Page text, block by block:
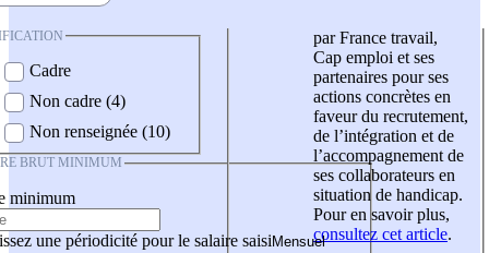
Cadre
Non cadre (4)
Non renseignée (10)
BRUT MINIMUM
minimum
une périodicité pour le salaire saisi
par France travail,
Cap emploi et ses
partenaires pour ses
actions concrètes en
faveur du recrutement,
de l’intégration et de
l’accompagnement de
ses collaborateurs en
situation de handicap.
Pour en savoir plus,
consultez cet article.